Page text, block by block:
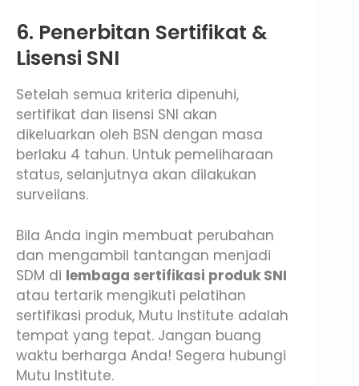
6. Penerbitan Sertifikat &
Lisensi SNI
Setelah semua kriteria dipenuhi,
sertifikat dan lisensi SNI akan
dikeluarkan oleh BSN dengan masa
berlaku 4 tahun. Untuk pemeliharaan
status, selanjutnya akan dilakukan
surveilans.
Bila Anda ingin membuat perubahan
dan mengambil tantangan menjadi
SDM di lembaga sertifikasi produk SNI
atau tertarik mengikuti pelatihan
sertifikasi produk, Mutu Institute adalah
tempat yang tepat. Jangan buang
waktu berharga Anda! Segera hubungi
Mutu Institute.